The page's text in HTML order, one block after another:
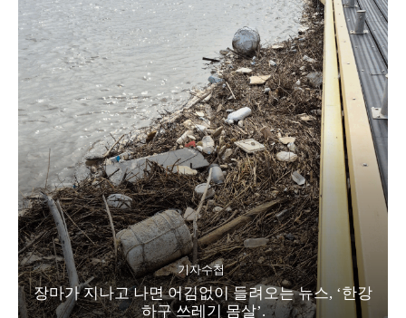
기자수첩
장마가 지나고 나면 어김없이 들려오는 뉴스, ‘한강
하구 쓰레기 몸살’.